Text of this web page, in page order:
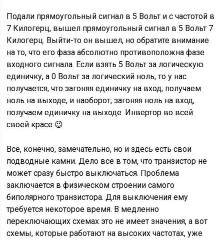
Подали прямоугольный сигнал в 5 Вольт и с частотой в
7 Килогерц, вышел прямоугольный сигнал в 5 Вольт 7
Килогерц. Выйти-то он вышел, но обратите внимание
на то, что его фаза абсолютно противоположна фазе
входного сигнала. Если взять 5 Вольт за логическую
единичку, а 0 Вольт за логический ноль, то у нас
получается, что загоняя единичку на вход, получаем
ноль на выходе, и наоборот, загоняя ноль на вход,
получаем единичку на выходе. Инвертор во всей
своей красе 😉
Все, конечно, замечательно, но и здесь есть свои
подводные камни. Дело все в том, что транзистор не
может сразу быстро выключаться. Проблема
заключается в физическом строении самого
биполярного транзистора. Для выключения ему
требуется некоторое время. В медленно
переключающих схемах это не имеет значения, а вот
схемы, которые работают на высоких частотах, уже